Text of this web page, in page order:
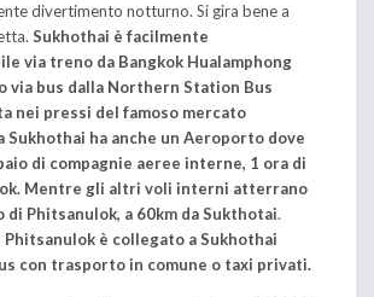
divertimento notturno. Si gira bene a
Sukhothai è facilmente
via treno da Bangkok Hualamphong
via bus dalla Northern Station Bus
nei pressi del famoso mercato
Sukhothai ha anche un Aeroporto dove
di compagnie aeree interne, 1 ora di
Mentre gli altri voli interni atterrano
di Phitsanulok, a 60km da Sukthotai.
Phitsanulok è collegato a Sukhothai
con trasporto in comune o taxi privati.